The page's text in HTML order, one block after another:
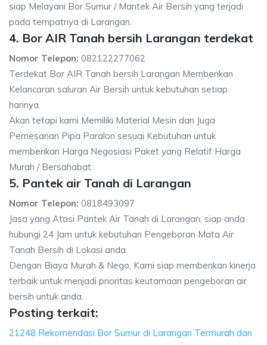
siap Melayani Bor Sumur / Mantek Air Bersih yang terjadi
pada tempatnya di Larangan.
4. Bor AIR Tanah bersih Larangan terdekat
Nomor Telepon: 082122277062
Terdekat Bor AIR Tanah bersih Larangan Memberikan
Kelancaran saluran Air Bersih untuk kebutuhan setiap
harinya.
Akan tetapi kami Memiliki Material Mesin dan Juga
Pemesanan Pipa Paralon sesuai Kebutuhan untuk
memberikan Harga Negosiasi Paket yang Relatif Harga
Murah / Bersahabat.
5. Pantek air Tanah di Larangan
Nomor Telepon: 0818493097
Jasa yang Atasi Pantek Air Tanah di Larangan, siap anda
hubungi 24 Jam untuk kebutuhan Pengeboran Mata Air
Tanah Bersih di Lokasi anda.
Dengan Biaya Murah & Nego, Kami siap memberikan kinerja
terbaik untuk menjadi prioritas keutamaan pengeboran air
bersih untuk anda.
Posting terkait:
21248 Rekomendasi Bor Sumur di Larangan Termurah dan